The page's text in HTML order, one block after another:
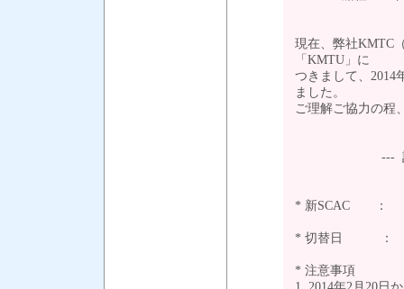
現在、弊社KMTC
「KMTU」に
つきまして、2014
ました。
ご理解ご協力
--- 記
* 新SCAC ：
* 切替日 ：
* 注意事項